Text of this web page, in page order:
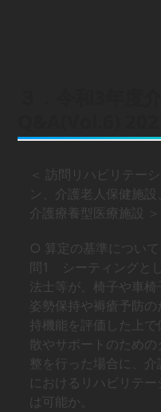
＜ 訪問リハビリテー
ン、介護老人保健施設
介護療養型医療施設 ＞
○ 算定の基準について
問1 シーティングと
法士等が、椅子や車
姿勢保持や褥瘡予防
持機能を評価した上で
散やサポートのため
整を行った場合に、介
におけるリハビリテ
は可能か。